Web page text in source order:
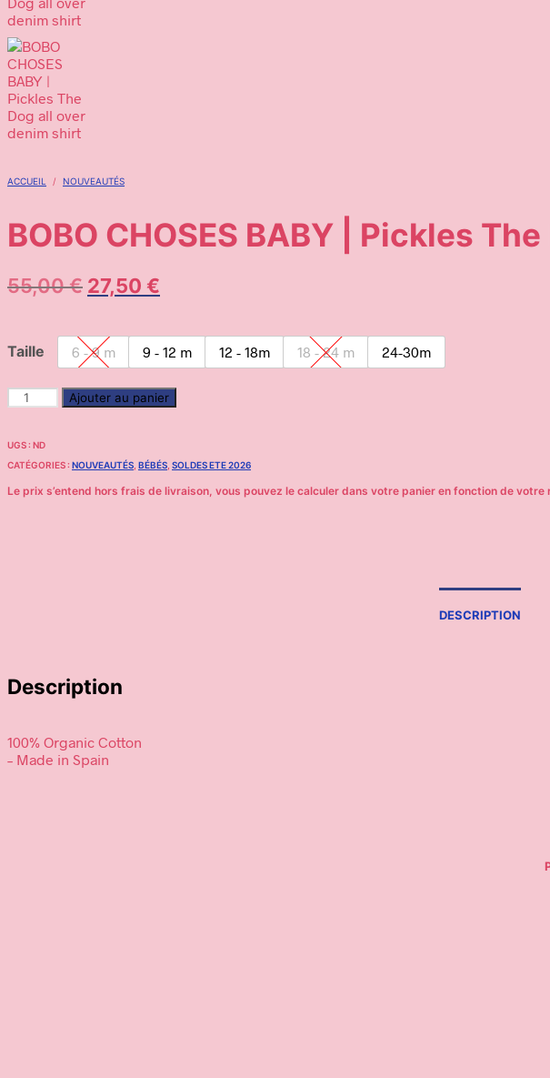
ACCUEIL / NOUVEAUTÉS
BOBO CHOSES BABY | Pickles
55,00€ 27,50 €
Taille 6 - 9 m 9 - 12 m 12 - 18m 18 - 24 m 24-30m
Ajouter au panier
UGS : ND
CATÉGORIES : NOUVEAUTÉS BÉBÉS SOLDES ETE 2026
DESCRIPTION
Description
100% Organic Cotton
– Made in Spain